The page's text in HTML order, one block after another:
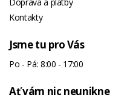
Kontakty
Jsme tu pro Vás
Po - Pá: 8:00 - 17:00
Ať vám nic neunikne